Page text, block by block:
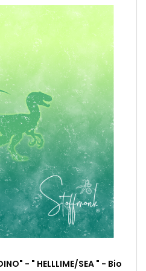
- " HELLLIME/SEA " - Bio